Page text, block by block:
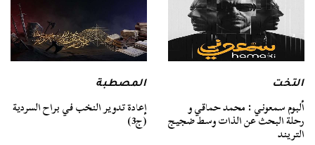
التخت
ألبوم سمعوني : محمد حماقي و
رحلة البحث عن الذات وسط ضجيج
التريند
المصطبة
إعادة تدوير النخب في براح السردية
(ج3)